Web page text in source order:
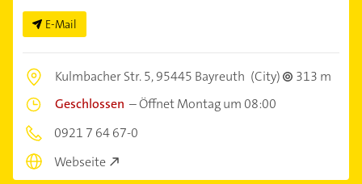
E-Mail
Kulmbacher Str. 5,95445 Bayreuth (City)
313 m
Geschlossen –Öffnet Montag um 08:00
0921 7 64 67-0
Webseite